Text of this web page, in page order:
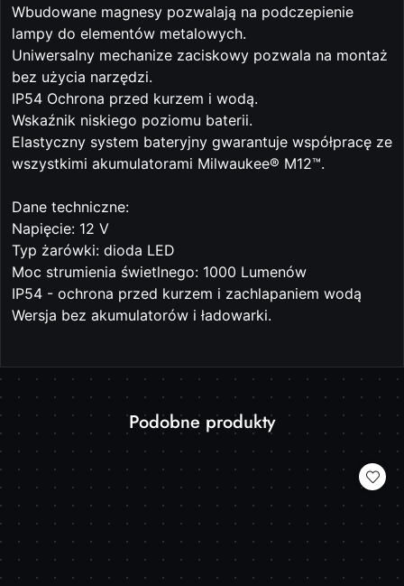
Wbudowane magnesy pozwalają na podczepienie
lampy do elementów metalowych.
Uniwersalny mechanize zaciskowy pozwala na montaż
bez użycia narzędzi.
IP54 Ochrona przed kurzem i wodą.
Wskaźnik niskiego poziomu baterii.
Elastyczny system bateryjny gwarantuje współpracę ze
wszystkimi akumulatorami Milwaukee® M12™.
Dane techniczne:
Napięcie: 12 V
Typ żarówki: dioda LED
Moc strumienia świetlnego: 1000 Lumenów
IP54 - ochrona przed kurzem i zachlapaniem wodą
Wersja bez akumulatorów i ładowarki.
Pomiń karuzelę produktów
Produkty
statusie:
Podobne produkty